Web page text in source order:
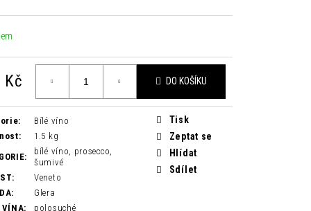
Kč DO KOŠÍKU
:
Bílé víno
:
1.5 kg
:
bílé víno, prosecco,
šumivé
:
Veneto
:
Glera
VÍNA:
polosuché
Tisk
Zeptat se
Hlídat
Sdílet